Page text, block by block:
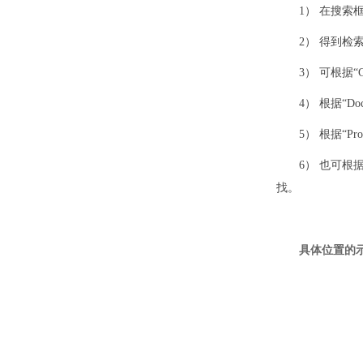
1） 在搜索
2） 得到检
3） 可根据
4） 根据
5） 根据
6） 也可根
找。
具体位置的